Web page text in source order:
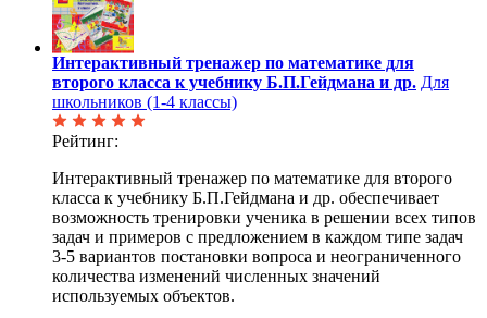
Интерактивный тренажер по математике для
второго класса к учебнику Б.П.Гейдмана и др. Для
школьников (1-4 классы)
Рейтинг:
Интерактивный тренажер по математике для второго
класса к учебнику Б.П.Гейдмана и др. обеспечивает
возможность тренировки ученика в решении всех типов
задач и примеров с предложением в каждом типе задач
3-5 вариантов постановки вопроса и неограниченного
количества изменений численных значений
используемых объектов.